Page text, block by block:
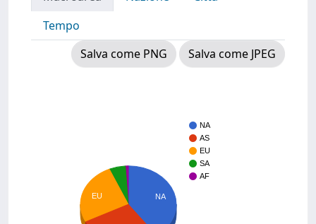
Tempo
Salva come PNG
Salva come JPEG
NA
AS
EU
SA
AF
NA
EU